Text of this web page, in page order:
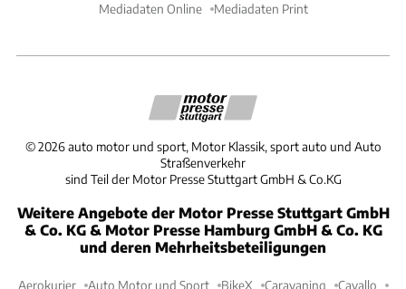
Mediadaten Online Mediadaten Print
©2026 auto motor und sport, Motor Klassik, sport auto und Auto
Straßenverkehr
sind Teil der Motor Presse Stuttgart GmbH & Co.KG
Weitere Angebote der Motor Presse Stuttgart GmbH
& Co. KG & Motor Presse Hamburg GmbH & Co. KG
und deren Mehrheitsbeteiligungen
Aerokurier Auto Motor und Sport BikeX Caravaning Cavallo